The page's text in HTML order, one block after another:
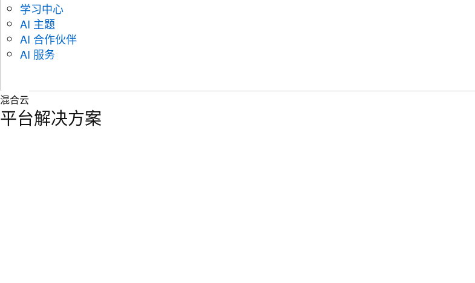
学习中心
AI 主题
AI 合作伙伴
AI 服务
混合云
平台解决方案